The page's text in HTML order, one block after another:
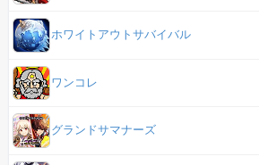
ホワイトアウトサバイバル
ワンコレ
グランドサマナーズ